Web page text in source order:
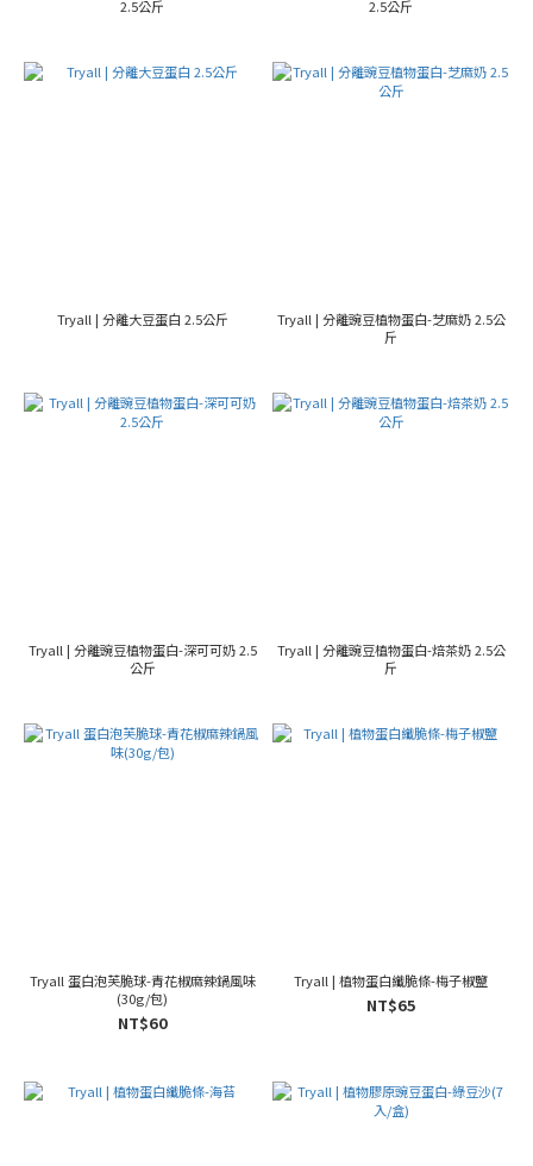
2.5公斤 2.5公斤
Tryall | 分離大豆蛋白 2.5公斤
Tryall | 分離豌豆植物蛋白-芝麻奶 2.5公
斤
Tryall | 分離豌豆植物蛋白-深可可奶 2.5
公斤
Tryall | 分離豌豆植物蛋白-焙茶奶 2.5公
斤
Tryall 蛋白泡芙脆球-青花椒麻辣鍋風味
(30g/包)
NT$60
Tryall | 植物蛋白纖脆條-梅子椒鹽
NT$65